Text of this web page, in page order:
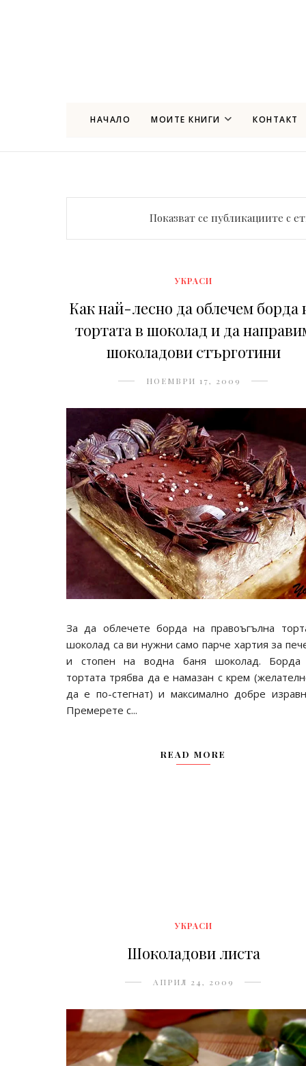
НАЧАЛО МОИТЕ КНИГИ КОНТАКТ
Показват се публикациите с
УКРАСИ
Как най-лесно да облечем борда
тортата в шоколад и да
шоколадови стърготини
НОЕМВРИ 17, 2009
За да облечете борда на правоъгълна
шоколад са ви нужни само парче хартия за
и стопен на водна баня шоколад. Борда
тортата трябва да е намазан с крем
да е по-стегнат) и максимално добре
Премерете с...
READ MORE
УКРАСИ
Шоколадови листа
АПРИЛ 24, 2009